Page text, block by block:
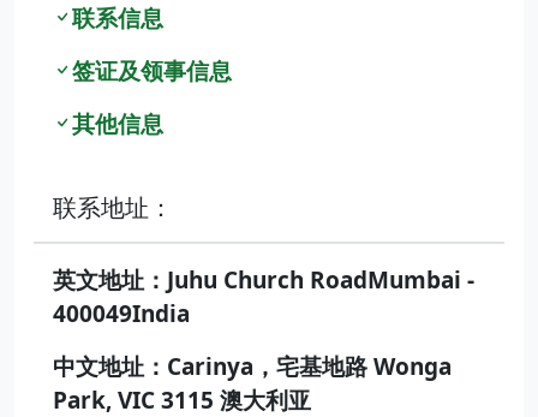
联系信息
签证及领事信息
其他信息
联系地址：
英文地址：Juhu Church RoadMumbai -
400049India
中文地址：Carinya，宅基地路 Wonga
Park, VIC 3115 澳大利亚